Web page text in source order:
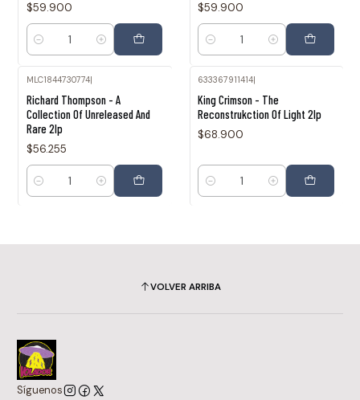
$59.900
Cantidad
$59.900
Cantidad
MLC1844730774|
Richard Thompson - A
Collection Of Unreleased And
Rare 2lp
$56.255
Cantidad
633367911414|
King Crimson - The
Reconstrukction Of Light 2lp
$68.900
Cantidad
VOLVER ARRIBA
Síguenos